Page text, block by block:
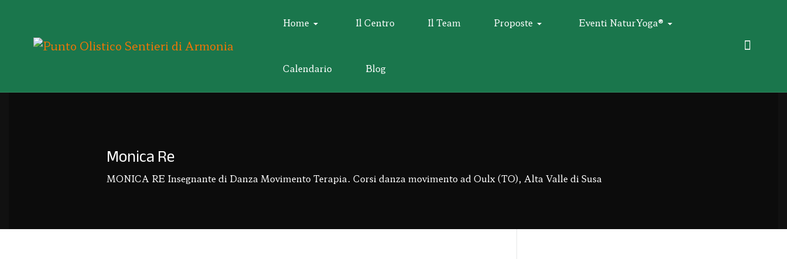
Home Il Centro Il Team Proposte Eventi NaturYoga®
Calendario Blog
Monica Re
MONICA RE Insegnante di Danza Movimento Terapia. Corsi danza movimento ad Oulx (TO), Alta Valle di Susa